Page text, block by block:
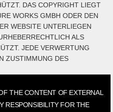
DAS COPYRIGHT LIEGT
WORKS GMBH ODER DEN
WEBSITE UNTERLIEGEN
ALS
JEDE VERWERTUNG
ZUSTIMMUNG DES
THE CONTENT OF EXTERNAL
RESPONSIBILITY FOR THE